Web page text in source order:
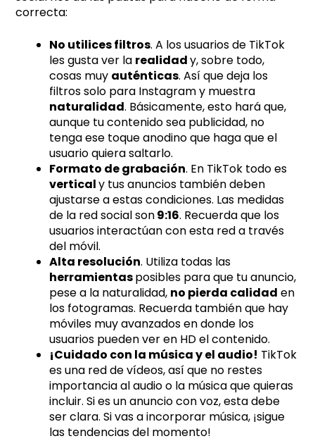
correcta:
No utilices filtros. A los usuarios de TikTok
les gusta ver la realidady, sobre todo,
cosas muy auténticas. Así que deja los
filtros solo para Instagram y muestra
naturalidad. Básicamente, esto hará que,
aunque tu contenido sea publicidad, no
tenga ese toque anodino que haga que el
usuario quiera saltarlo.
Formato de grabación. En TikTok todo es
verticaly tus anuncios también deben
ajustarse a estas condiciones. Las medidas
de la red social son9:16. Recuerda que los
usuarios interactúan con esta red a través
del móvil.
Alta resolución. Utiliza todas las
herramientasposibles para que tu anuncio,
pese a la naturalidad, no pierda calidad en
los fotogramas. Recuerda también que hay
móviles muy avanzados en donde los
usuarios pueden ver en HD el contenido.
¡Cuidado con la música y el audio! TikTok
es una red de vídeos, así que no restes
importancia al audio o la música que quieras
incluir. Si es un anuncio con voz, esta debe
ser clara. Si vas a incorporar música, ¡sigue
las tendencias del momento!